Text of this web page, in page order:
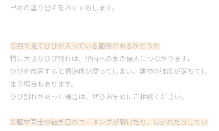
早めの塗り替えをおすすめします。
②目で見てひびが入っている箇所があるかどうか
特に大きなひび割れは、壁内への水の侵入につながります。
ひびを放置すると構造体が腐ってしまい、建物の強度が落ちてし
まう場合もあります。
ひび割れがあった場合は、ぜひお早めにご相談 ください。
③壁材同士の継ぎ目のコーキングが裂けたり、はがれたりしてい